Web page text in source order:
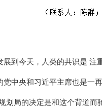
展到今天，人类的共识是 注
党中央和习近平主席也是一
划局的决定是和这个背道而